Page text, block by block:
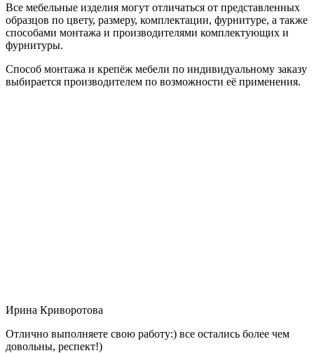
Все мебельные изделия могут отличаться от представленных
образцов по цвету, размеру, комплектации, фурнитуре, а также
способами монтажа и производителями комплектующих и
фурнитуры.
Способ монтажа и крепёж мебели по индивидуальному заказу
выбирается производителем по возможности её применения.
Ирина Криворотова
Отлично выполняете свою работу:) все остались более чем
довольны, респект!)